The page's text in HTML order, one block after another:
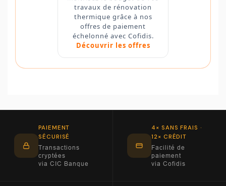
travaux de rénovation
thermique grâce à nos
offres de paiement
échelonné avec Cofidis.
Découvrir les offres
PAIEMENT
SÉCURISÉ
Transactions
cryptées
via CIC Banque
4× SANS FRAIS ·
12× CRÉDIT
Facilité de
paiement
via Cofidis